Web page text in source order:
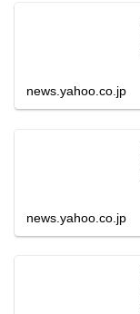
news.yahoo.co.jp
news.yahoo.co.jp